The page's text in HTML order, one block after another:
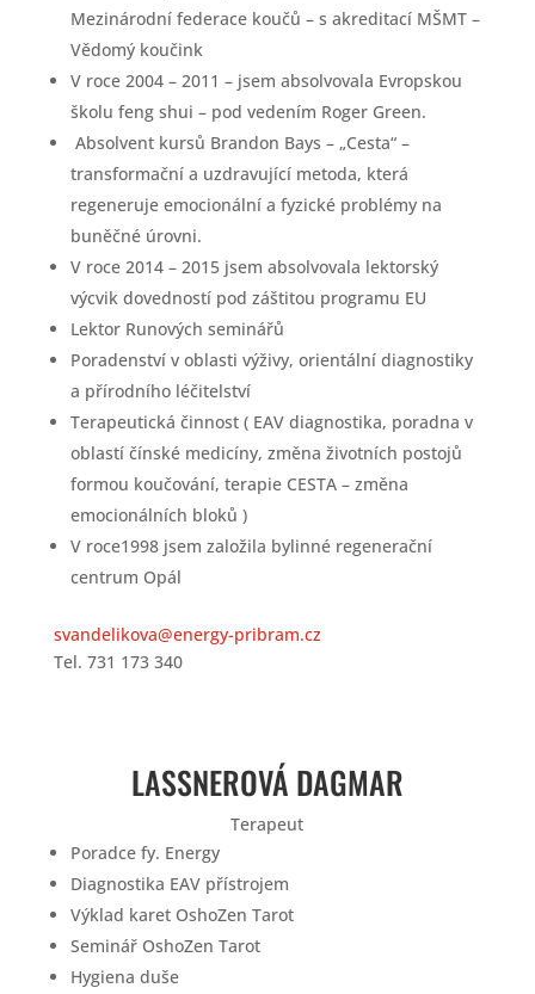
Mezinárodní federace koučů – s akreditací MŠMT –
Vědomý koučink
V roce 2004 – 2011 – jsem absolvovala Evropskou
školu feng shui – pod vedením Roger Green.
Absolvent kursů Brandon Bays – „Cesta“ –
transformační a uzdravující metoda, která
regeneruje emocionální a fyzické problémy na
buněčné úrovni.
V roce 2014 – 2015 jsem absolvovala lektorský
výcvik dovedností pod záštitou programu EU
Lektor Runových seminářů
Poradenství v oblasti výživy, orientální diagnostiky
a přírodního léčitelství
Terapeutická činnost ( EAV diagnostika, poradna v
oblastí čínské medicíny, změna životních postojů
formou koučování, terapie CESTA – změna
emocionálních bloků )
V roce1998 jsem založila bylinné regenerační
centrum Opál
svandelikova@energy-pribram.cz
Tel. 731 173 340
LASSNEROVÁ DAGMAR
Terapeut
Poradce fy. Energy
Diagnostika EAV přístrojem
Výklad karet OshoZen Tarot
Seminář OshoZen Tarot
Hygiena duše